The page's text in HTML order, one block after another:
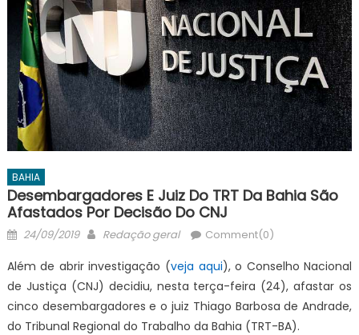
BAHIA
Desembargadores E Juiz Do TRT Da Bahia São
Afastados Por Decisão Do CNJ
Posted
24/09/2019 Author
Redação geral Comment(0)
Além de abrir investigação (veja aqui), o Conselho Nacional
de Justiça (CNJ) decidiu, nesta terça-feira (24), afastar os
cinco desembargadores e o juiz Thiago Barbosa de Andrade,
do Tribunal Regional do Trabalho da Bahia (TRT-BA).